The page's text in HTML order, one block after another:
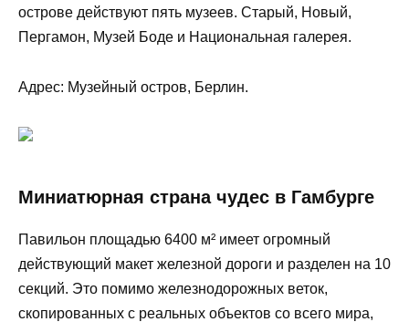
острове действуют пять музеев. Старый, Новый,
Пергамон, Музей Боде и Национальная галерея.
Адрес: Музейный остров, Берлин.
Миниатюрная страна чудес в Гамбурге
Павильон площадью 6400 м² имеет огромный
действующий макет железной дороги и разделен на 10
секций. Это помимо железнодорожных веток,
скопированных с реальных объектов со всего мира,